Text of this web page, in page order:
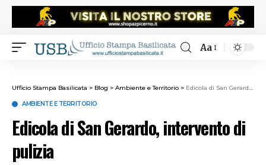
Aa
Ufficio Stampa Basilicata > Blog > Ambiente e Territorio > Edicola di San Gerardo, intervento di pulizia
AMBIENTE E TERRITORIO
Edicola di San Gerardo, intervento di
pulizia